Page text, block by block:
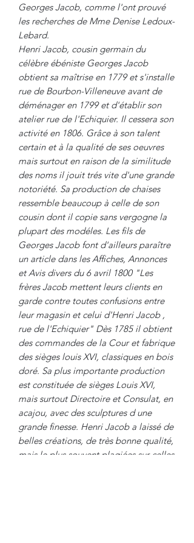
Georges Jacob, comme l'ont prouvé
les recherches de Mme Denise Ledoux-
Lebard.
Henri Jacob, cousin germain du
célèbre ébéniste Georges Jacob
obtient sa maîtrise en 1779 et s'installe
rue de Bourbon-Villeneuve avant de
déménager en 1799 et d'établir son
atelier rue de l'Echiquier. Il cessera son
activité en 1806. Grâce à son talent
certain et à la qualité de ses oeuvres
mais surtout en raison de la similitude
des noms il jouit trés vite d'une grande
notoriété. Sa production de chaises
ressemble beaucoup à celle de son
cousin dont il copie sans vergogne la
plupart des modéles. Les fils de
Georges Jacob font d'ailleurs paraître
un article dans les Affiches, Annonces
et Avis divers du 6 avril 1800 "Les
frères Jacob mettent leurs clients en
garde contre toutes confusions entre
leur magasin et celui d'Henri Jacob ,
rue de l'Echiquier" Dès 1785 il obtient
des commandes de la Cour et fabrique
des sièges louis XVI, classiques en bois
doré. Sa plus importante production
est constituée de sièges Louis XVI,
mais surtout Directoire et Consulat, en
acajou, avec des sculptures d une
grande finesse. Henri Jacob a laissé de
belles créations, de très bonne qualité,
mais le plus souvent plagiées sur celles